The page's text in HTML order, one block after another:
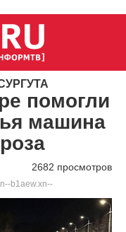
помогли
машина
2682 просмотров
b1aew.xn--